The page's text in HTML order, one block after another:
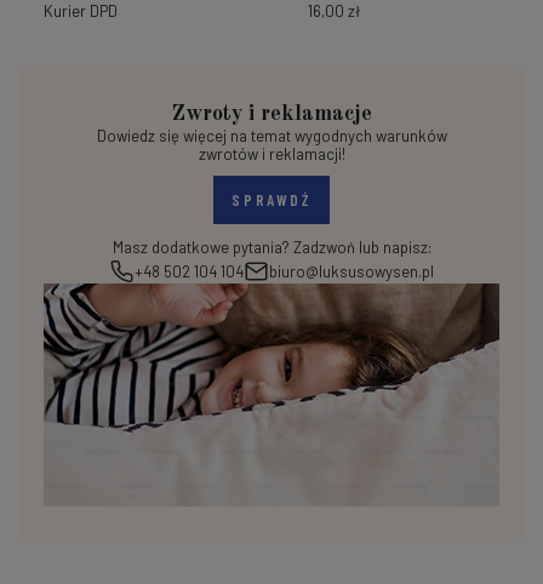
Kurier DPD 16,00 zł
Zwroty i reklamacje
Dowiedz się więcej na temat wygodnych warunków
zwrotów i reklamacji!
SPRAWDŹ
Masz dodatkowe pytania? Zadzwoń lub napisz:
+48 502 104 104
biuro@luksusowysen.pl